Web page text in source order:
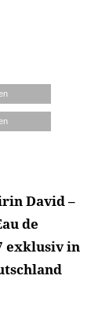
David –
de
exklusiv in